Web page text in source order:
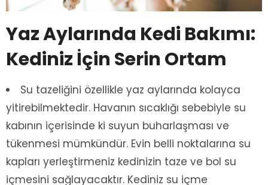
Yaz Aylarında Kedi Bakımı:
Kediniz İçin Serin Ortam
Su tazeliğini özellikle yaz aylarında kolayca
yitirebilmektedir. Havanın sıcaklığı sebebiyle su
kabının içerisinde ki suyun buharlaşması ve
tükenmesi mümkündür. Evin belli noktalarına su
kapları yerleştirmeniz kedinizin taze ve bol su
içmesini sağlayacaktır. Kediniz su içme